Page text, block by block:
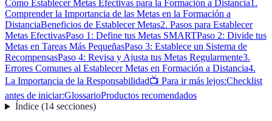
Cómo Establecer Metas Efectivas para la Formación a Distancia1.
Comprender la Importancia de las Metas en la Formación a
DistanciaBeneficios de Establecer Metas2. Pasos para Establecer
Metas EfectivasPaso 1: Define tus Metas SMARTPaso 2: Divide tus
Metas en Tareas Más PequeñasPaso 3: Establece un Sistema de
RecompensasPaso 4: Revisa y Ajusta tus Metas Regularmente3.
Errores Comunes al Establecer Metas en Formación a Distancia4.
La Importancia de la Responsabilidad📺 Para ir más lejos:Checklist
antes de iniciar:GlossarioProductos recomendados
Índice(14 secciones)